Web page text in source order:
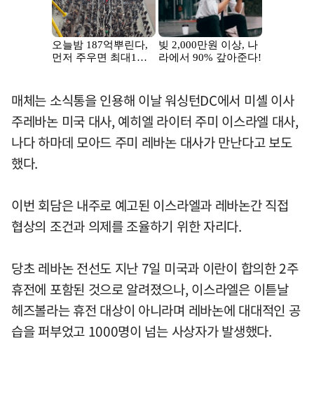
매체는 소식통을 인용해 이날 워싱턴DC에서 미셸 이사
주레바논 미국 대사, 예히엘 라이터 주미 이스라엘 대사,
나다 하마데 모아드 주미 레바논 대사가 만난다고 보도
했다.
이번 회담은 내주로 예고된 이스라엘과 레바논간 직접
협상의 조건과 의제를 조율하기 위한 자리다.
당초 레바논 전선도 지난 7일 미국과 이란이 합의한 2주
휴전에 포함된 것으로 알려졌으나, 이스라엘은 이튿날
헤즈볼라는 휴전 대상이 아니라며 레바논에 대대적인 공
습을 퍼부었고 1000명이 넘는 사상자가 발생했다.